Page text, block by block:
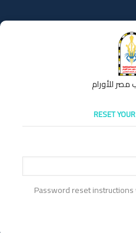
للأورام
RESET
Password reset